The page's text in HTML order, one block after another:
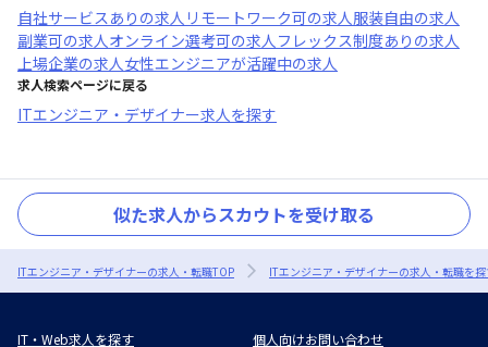
自社サービスあり の求人 リモートワーク可の求人服装自由の求人
副業可の求人オンライン選考可の求人フレックス制度あり の求人
上場企業の求人女性エンジニアが活躍中の求人
求人検索ページに戻る
ITエンジニア・デザイナー求人を探す
似た求人からスカウトを受け取る
ITエンジニア・デザイナーの求人・転職TOP ITエンジニア・デザイナーの求人・転職を
IT・Web求人を探す 個人向けお問い合わせ